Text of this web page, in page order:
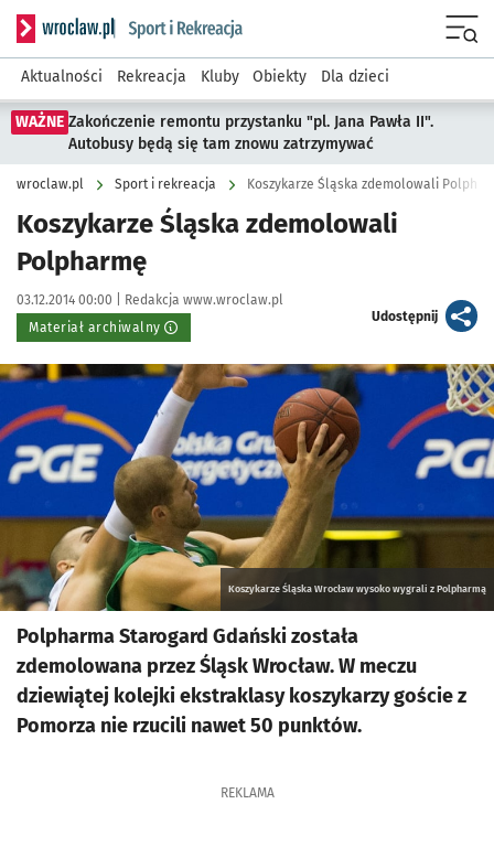
Serwis informacyjny wroclaw.pl podserwis: Sport i rekreacja
Aktualności Rekreacja Kluby Obiekty Dla dzieci
WAŻNE Zakończenie remontu przystanku "pl. Jana Pawła II".
Autobusy będą się tam znowu zatrzymywać
wroclaw.pl Sport i rekreacja Koszykarze Śląska zdemolowali
Koszykarze Śląska zdemolowali
Polpharmę
Data publikacji:
03.12.2014 00:00 | Autor:
Redakcja www.wroclaw.pl
Materiał archiwalny
Udostępnijartykuł
Kliknij, aby powiększyć
Koszykarze Śląska Wrocław wysoko wygrali z Polpharmą
Polpharma Starogard Gdański została
zdemolowana przez Śląsk Wrocław. W meczu
dziewiątej kolejki ekstraklasy koszykarzy goście z
Pomorza nie rzucili nawet 50 punktów.
REKLAMA